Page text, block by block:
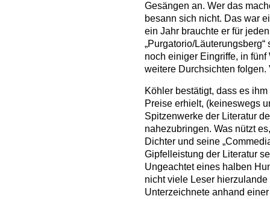
Gesängen an. Wer das
besann sich nicht. Das war
ein Jahr brauchte er für
„Purgatorio/
noch einiger Eingriffe, in
weitere Durchsichten
Köhler bestätigt, dass es
Preise erhielt, (keineswegs
Spitzenwerke der Literatur
nahezubringen. Was nützt
Dichter und seine
Gipfelleistung der Literatur
Ungeachtet eines halben
nicht viele Leser
Unterzeichnete anhand